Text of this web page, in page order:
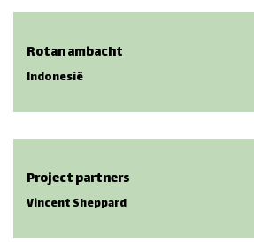
Rotan ambacht
Indonesië
Project partners
Vincent Sheppard